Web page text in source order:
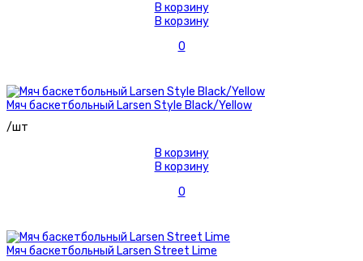
В корзину
В корзину
0
Мяч баскетбольный Larsen Style Black/Yellow
/шт
В корзину
В корзину
0
Мяч баскетбольный Larsen Street Lime